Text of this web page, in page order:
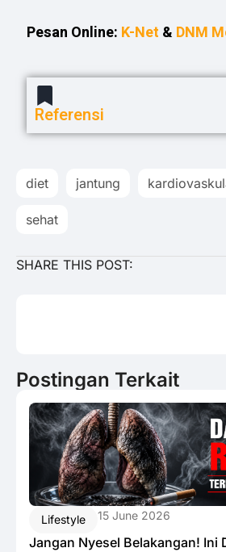
Pesan Online: K-Net & DNM
Referensi
diet jantung
sehat
SHARE THIS POST:
Postingan Terkait
Lifestyle 15 June 2026
Jangan Nyesel Belakangan! Ini